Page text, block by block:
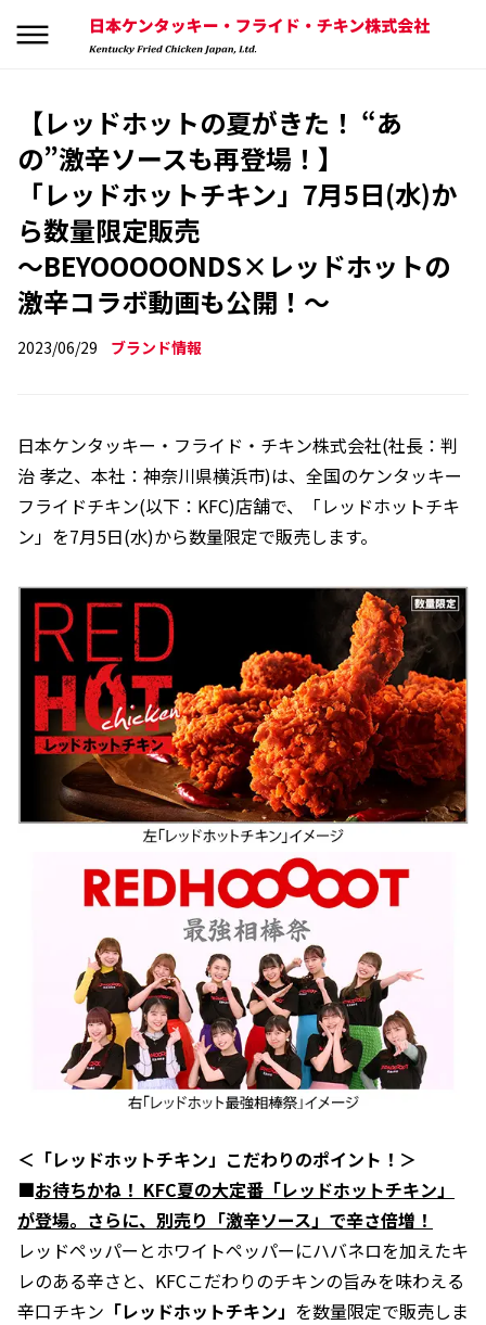
【レッドホットの夏がきた！ “あ
の”激辛ソースも再登場！】
「レッドホットチキン」7月5日(水)か
ら数量限定販売
～BEYOOOOONDS×レッドホットの
激辛コラボ動画も公開！～
2023/06/29 ブランド情報
日本ケンタッキー・フライド・チキン株式会社(社長：判
治 孝之、本社：神奈川県横浜市)は、全国のケンタッキー
フライドチキン(以下：KFC)店舗で、「レッドホットチキ
ン」を7月5日(水)から数量限定で販売します。
＜「レッドホットチキン」こだわりのポイント！＞
■お待ちかね！ KFC夏の大定番「レッドホットチキン」
が登場。さらに、別売り「激辛ソース」で辛さ倍増！
レッドペッパーとホワイトペッパーにハバネロを加えたキ
レのある辛さと、KFCこだわりのチキンの旨みを味わえる
辛口チキン 「レッドホットチキン」 を数量限定で販売しま